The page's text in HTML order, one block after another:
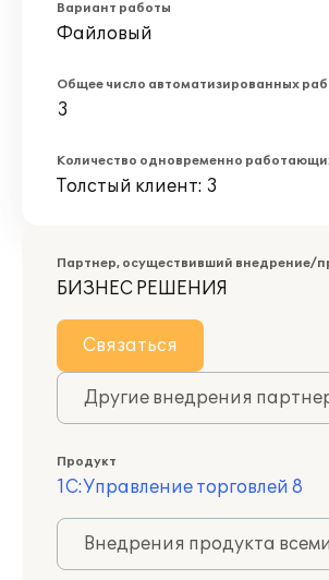
Вариант работы
Файловый
Общее число автоматизированных
3
Количество одновременно
Толстый клиент: 3
Партнер, осуществивший внедрение/
БИЗНЕС РЕШЕНИЯ
Связаться
Другие внедрения
Продукт
1С:Управление торговлей 8
Внедрения продукта